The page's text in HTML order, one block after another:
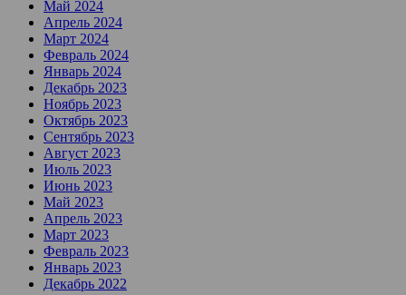
Май 2024
Апрель 2024
Март 2024
Февраль 2024
Январь 2024
Декабрь 2023
Ноябрь 2023
Октябрь 2023
Сентябрь 2023
Август 2023
Июль 2023
Июнь 2023
Май 2023
Апрель 2023
Март 2023
Февраль 2023
Январь 2023
Декабрь 2022